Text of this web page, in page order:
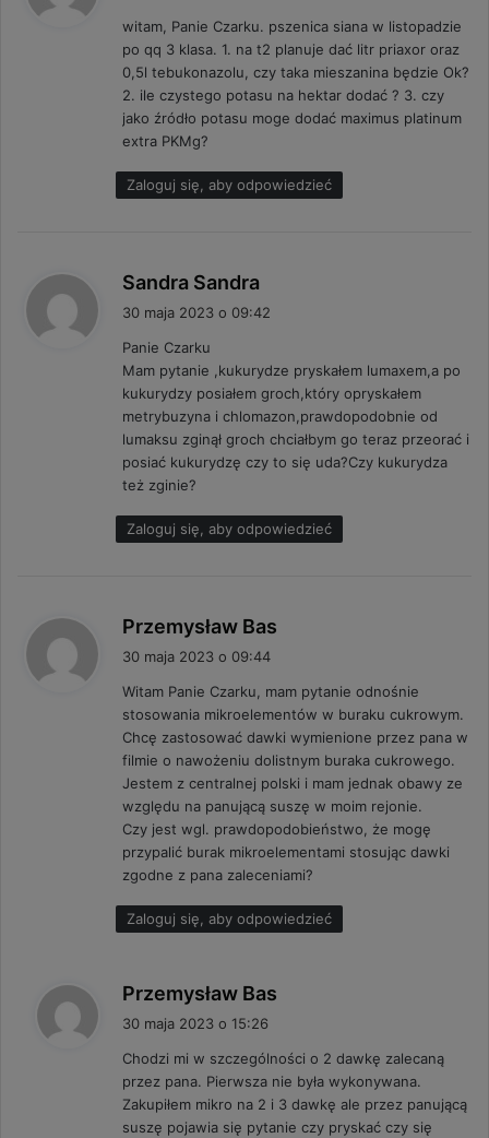
z
e
:
witam, Panie Czarku. pszenica siana w listopadzie
po qq 3 klasa. 1. na t2 planuje dać litr priaxor oraz
0,5l tebukonazolu, czy taka mieszanina będzie Ok?
2. ile czystego potasu na hektar dodać ? 3. czy
jako źródło potasu moge dodać maximus platinum
extra PKMg?
Zaloguj się, aby odpowiedzieć
Sandra Sandra
e
:
30 maja 2023 o 09:42
Panie Czarku
Mam pytanie ,kukurydze pryskałem lumaxem,a po
kukurydzy posiałem groch,który opryskałem
metrybuzyna i chlomazon,prawdopodobnie od
lumaksu zginął groch chciałbym go teraz przeorać i
posiać kukurydzę czy to się uda?Czy kukurydza
też zginie?
Zaloguj się, aby odpowiedzieć
Przemysław Bas
z
e
:
30 maja 2023 o 09:44
Witam Panie Czarku, mam pytanie odnośnie
stosowania mikroelementów w buraku cukrowym.
Chcę zastosować dawki wymienione przez pana w
filmie o nawożeniu dolistnym buraka cukrowego.
Jestem z centralnej polski i mam jednak obawy ze
względu na panującą suszę w moim rejonie.
Czy jest wgl. prawdopodobieństwo, że mogę
przypalić burak mikroelementami stosując dawki
zgodne z pana zaleceniami?
Zaloguj się, aby odpowiedzieć
Przemysław Bas
z
e
:
30 maja 2023 o 15:26
Chodzi mi w szczególności o 2 dawkę zalecaną
przez pana. Pierwsza nie była wykonywana.
Zakupiłem mikro na 2 i 3 dawkę ale przez panującą
suszę pojawia się pytanie czy pryskać czy się